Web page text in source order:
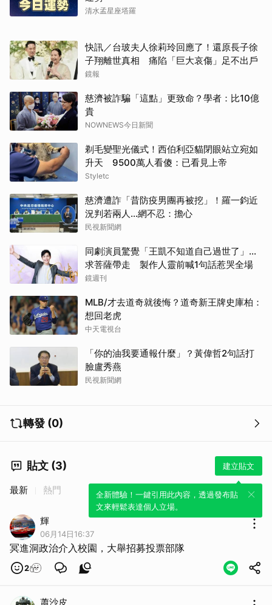
清水孟星座塔羅
快訊／台玻夫人徐莉玲回應了！還原長子徐
子翔離世真相 痛陷「巨大哀傷」足不出戶
鏡報
慈濟被詐騙「這點」更致命？學者：比10億
貴
NOWNEWS今日新聞
剃毛變聖光儀式！西伯利亞貓閉眼站立宛如
升天 9500萬人看傻：已看見上帝
Styletc
慈濟遭詐「昔防疫男團再被挖」！羅一鈞近
況判若兩人…網不忍：擔心
民視新聞網
同劇演員驚覺「王凱不知道自己過世了」...
求菩薩帶走 製作人靈前喊1句話惹哭全場
鏡週刊
MLB/才去道奇就後悔？道奇新王牌史庫柏：
想回老虎
中天電視台
「你的油我要通報什麼」？黃偉哲2句話打
臉盧秀燕
民視新聞網
轉發 (0)
貼文 (3) 建立貼文
全新體驗！一鍵引用此內容，透過發布貼
文來輕鬆表達個人立場。
最新 熱門
輝
06月14日16:37
冥進洞政治介入校園，大舉招募投票部隊
2
蕭沙皮